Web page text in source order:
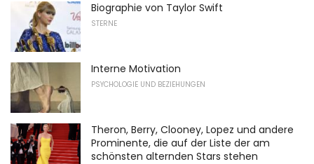
Biographie von Taylor Swift
STERNE
Interne Motivation
PSYCHOLOGIE UND BEZIEHUNGEN
Theron, Berry, Clooney, Lopez und andere
Prominente, die auf der Liste der am
schönsten alternden Stars stehen